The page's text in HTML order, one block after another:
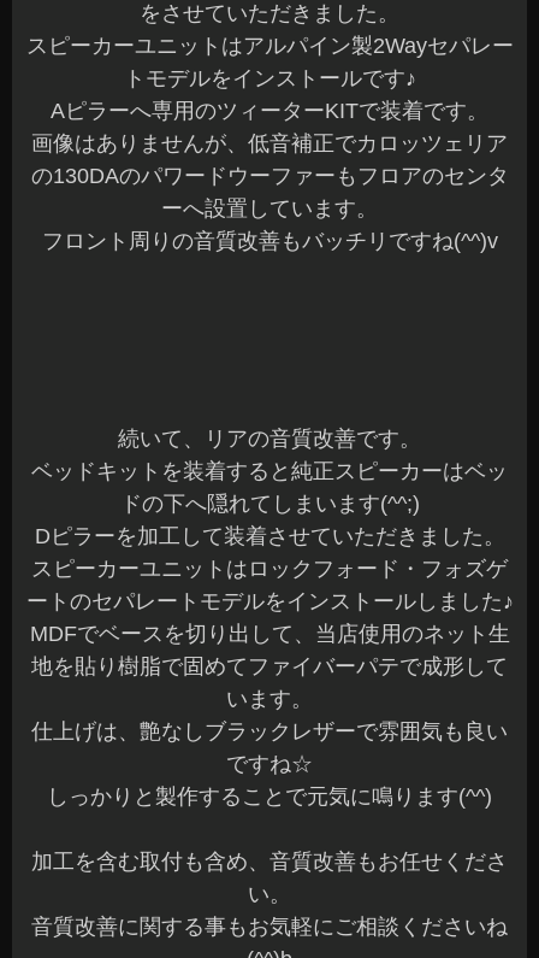
をさせていただきました。
スピーカーユニットはアルパイン製2Wayセパレー
トモデルをインストールです♪
Aピラーへ専用のツィーターKITで装着です。
画像はありませんが、低音補正でカロッツェリア
の130DAのパワードウーファーもフロアのセンタ
ーへ設置しています。
フロント周りの音質改善もバッチリですね(^^)v
続いて、リアの音質改善です。
ベッドキットを装着すると純正スピーカーはベッ
ドの下へ隠れてしまいます(^^;)
Dピラーを加工して装着させていただきました。
スピーカーユニットはロックフォード・フォズゲ
ートのセパレートモデルをインストールしました♪
MDFでベースを切り出して、当店使用のネット生
地を貼り樹脂で固めてファイバーパテで成形して
います。
仕上げは、艶なしブラックレザーで雰囲気も良い
ですね☆
しっかりと製作することで元気に鳴ります(^^)
加工を含む取付も含め、音質改善もお任せくださ
い。
音質改善に関する事もお気軽にご相談くださいね